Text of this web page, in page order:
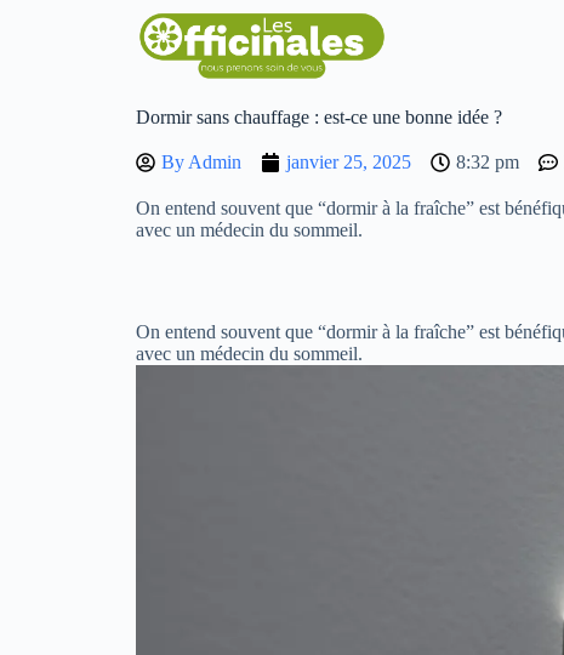
Dormir sans chauffage : est-ce une bonne idée ?
By Admin janvier 25, 2025 8:32 pm
On entend souvent que “dormir à la fraîche” est
avec un médecin du sommeil.
On entend souvent que “dormir à la fraîche” est
avec un médecin du sommeil.